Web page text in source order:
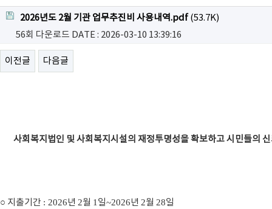
2026년도 2월 기관 업무추진비 사용내역.pdf (53.7K)
56회 다운로드 DATE : 2026-03-10 13:39:16
이전글 다음글
사회복지법인 및 사회복지시설의 재정투명성을 확보하고 시민들의
○ 지출기간 : 2026년 2월 1일~2026년 2월 28일